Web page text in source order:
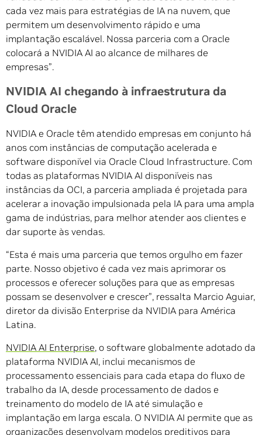
cada vez mais para estratégias de IA na nuvem, que
permitem um desenvolvimento rápido e uma
implantação escalável. Nossa parceria com a Oracle
colocará a NVIDIA AI ao alcance de milhares de
empresas”.
NVIDIA AI chegando à infraestrutura da
Cloud Oracle
NVIDIA e Oracle têm atendido empresas em conjunto há
anos com instâncias de computação acelerada e
software disponível via Oracle Cloud Infrastructure. Com
todas as plataformas NVIDIA AI disponíveis nas
instâncias da OCI, a parceria ampliada é projetada para
acelerar a inovação impulsionada pela IA para uma ampla
gama de indústrias, para melhor atender aos clientes e
dar suporte às vendas.
“Esta é mais uma parceria que temos orgulho em fazer
parte. Nosso objetivo é cada vez mais aprimorar os
processos e oferecer soluções para que as empresas
possam se desenvolver e crescer”, ressalta Marcio Aguiar,
diretor da divisão Enterprise da NVIDIA para América
Latina.
NVIDIA AI Enterprise, o software globalmente adotado da
plataforma NVIDIA AI, inclui mecanismos de
processamento essenciais para cada etapa do fluxo de
trabalho da IA, desde processamento de dados e
treinamento do modelo de IA até simulação e
implantação em larga escala. O NVIDIA AI permite que as
organizações desenvolvam modelos preditivos para